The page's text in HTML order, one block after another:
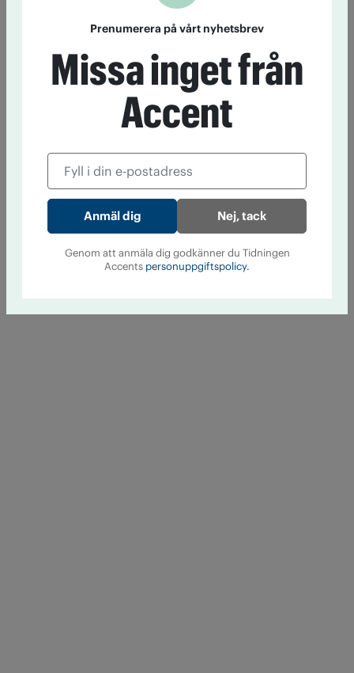
Prenumerera på vårt nyhetsbrev
Missa inget från
Accent
Nej, tack
Genom att anmäla dig godkänner du Tidningen
Accents personuppgiftspolicy.